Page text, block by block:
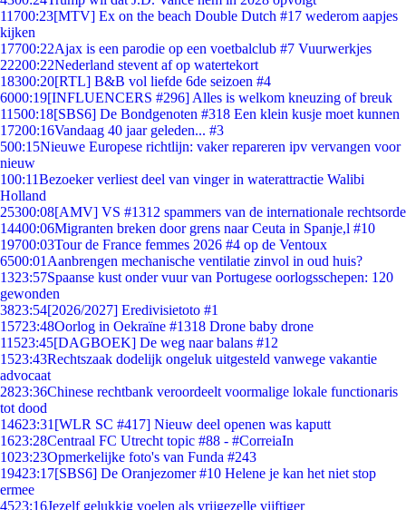
11700:23[MTV] Ex on the beach Double Dutch #17 wederom aapjes
kijken
17700:22Ajax is een parodie op een voetbalclub #7 Vuurwerkjes
22200:22Nederland stevent af op watertekort
18300:20[RTL] B&B vol liefde 6de seizoen #4
6000:19[INFLUENCERS #296] Alles is welkom kneuzing of breuk
11500:18[SBS6] De Bondgenoten #318 Een klein kusje moet kunnen
17200:16Vandaag 40 jaar geleden... #3
500:15Nieuwe Europese richtlijn: vaker repareren ipv vervangen voor
nieuw
100:11Bezoeker verliest deel van vinger in waterattractie Walibi
Holland
25300:08[AMV] VS #1312 spammers van de internationale rechtsorde
14400:06Migranten breken door grens naar Ceuta in Spanje,l #10
19700:03Tour de France femmes 2026 #4 op de Ventoux
6500:01 Aanbrengen mechanische ventilatie zinvol in oud huis?
1323:57Spaanse kust onder vuur van Portugese oorlogsschepen: 120
gewonden
3823:54[2026/2027] Eredivisietoto #1
15723:48Oorlog in Oekraïne #1318 Drone baby drone
11523:45[DAGBOEK] De weg naar balans #12
1523:43Rechtszaak dodelijk ongeluk uitgesteld vanwege vakantie
advocaat
2823:36Chinese rechtbank veroordeelt voormalige lokale functionaris
tot dood
14623:31 [WLR SC #417] Nieuw deel openen was kaputt
1623:28Centraal FC Utrecht topic #88 - #CorreiaIn
1023:23Opmerkelijke foto's van Funda #243
19423:17[SBS6] De Oranjezomer #10 Helene je kan het niet stop
ermee
4523:16Jezelf gelukkig voelen als vrijgezelle vijftiger